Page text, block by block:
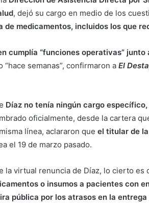
, dejó su cargo en medio de los
de medicamentos, incluidos los que
cumplía “funciones operativas” junto
semanas”, confirmaron a El
Díaz no tenía ningún cargo
oficialmente, desde la cartera
línea, aclararon que el titular de la
el 19 de marzo pasado.
la virtual renuncia de Díaz, lo cierto es
o insumos a pacientes con
pública por los atrasos en la